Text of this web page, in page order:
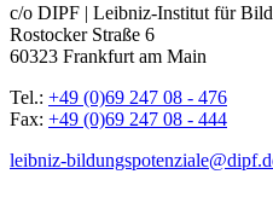
c/o DIPF | Leibniz-Institut für
Rostocker Straße 6
60323 Frankfurt am Main
Tel.: +49 (0)69 247 08 - 476
Fax: +49 (0)69 247 08 - 444
leibniz-